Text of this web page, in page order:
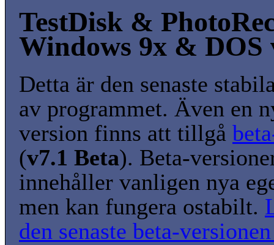
TestDisk &
Windows 9x & DOS
Detta är den senaste
av programmet. Även en
version finns att tillgå
(v7.1 Beta). Beta-
innehåller vanligen nya
men kan fungera ostabilt.
den senaste beta-